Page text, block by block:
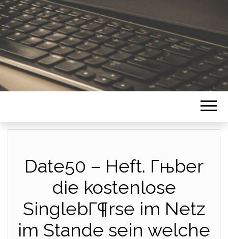
Date50 – Heft. Гњber
die kostenlose
SinglebГ¶rse im Netz
im Stande sein welche